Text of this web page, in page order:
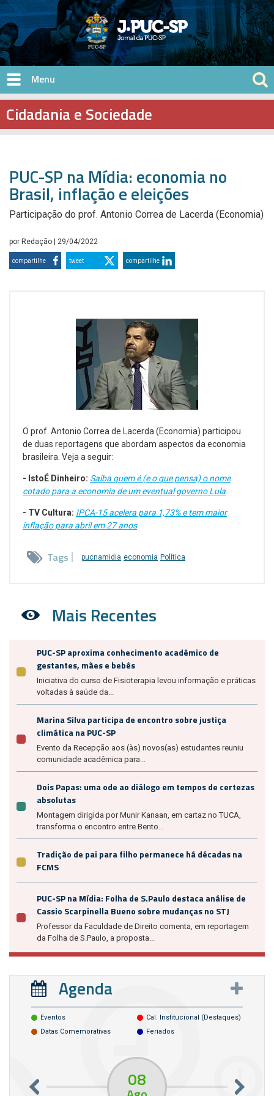
Pular para o conteúdo principal
Cidadania e Sociedade
PUC-SP na Mídia: economia no
Brasil, inflação e eleições
Participação do prof. Antonio Correa de Lacerda (Economia)
por Redação | 29/04/2022
compartilhe tweet compartilhe
O prof. Antonio Correa de Lacerda (Economia) participou
de duas reportagens que abordam aspectos da economia
brasileira. Veja a seguir:
- IstoÉ Dinheiro: Saiba quem é (e o que pensa) o nome
cotado para a economia de um eventual governo Lula
- TV Cultura: IPCA-15 acelera para 1,73% e tem maior
inflação para abril em 27 anos
Tags pucnamidia economia Política
Mais Recentes
PUC-SP aproxima conhecimento acadêmico de
gestantes, mães e bebês
Iniciativa do curso de Fisioterapia levou informação e práticas
voltadas à saúde da...
Marina Silva participa de encontro sobre justiça
climática na PUC-SP
Evento da Recepção aos (às) novos(as) estudantes reuniu
comunidade acadêmica para...
Dois Papas: uma ode ao diálogo em tempos de certezas
absolutas
Montagem dirigida por Munir Kanaan, em cartaz no TUCA,
transforma o encontro entre Bento...
Tradição de pai para filho permanece há décadas na
FCMS
PUC-SP na Mídia: Folha de S.Paulo destaca análise de
Cassio Scarpinella Bueno sobre mudanças no STJ
Professor da Faculdade de Direito comenta, em reportagem
da Folha de S.Paulo, a proposta...
Agenda
Eventos
Cal. Institucional (destaques)
Datas Comemorativas
Feriados
08